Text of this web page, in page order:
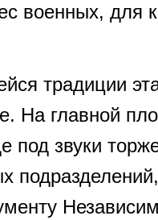
военных, для
традиции
На главной
под звуки